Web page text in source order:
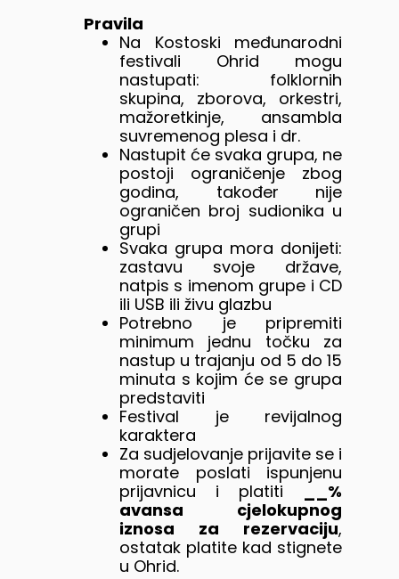
Pravila
Na Kostoski međunarodni
festivali Ohrid mogu
nastupati: folklornih
skupina, zborova, orkestri,
mažoretkinje, ansambla
suvremenog plesa i dr.
Nastupit će svaka grupa, ne
postoji ograničenje zbog
godina, također nije
ograničen broj sudionika u
grupi
Svaka grupa mora donijeti:
zastavu svoje države,
natpis s imenom grupe i CD
ili USB ili živu glazbu
Potrebno je pripremiti
minimum jednu točku za
nastup u trajanju od 5 do 15
minuta s kojim će se grupa
predstaviti
Festival je revijalnog
karaktera
Za sudjelovanje prijavite se i
morate poslati ispunjenu
prijavnicu i platiti
__%
avansa cjelokupnog
iznosa za rezervaciju,
ostatak platite kad stignete
u Ohrid.